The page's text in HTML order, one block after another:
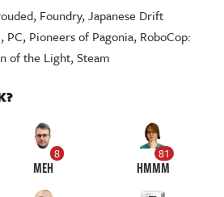
, Foundry,Japanese Drift
, PC, Pioneers of Pagonia, RoboCop:
of the Light,Steam
8
MEH
81
HMMM